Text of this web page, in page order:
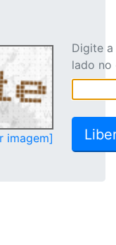
imagem]
Digite
lado no